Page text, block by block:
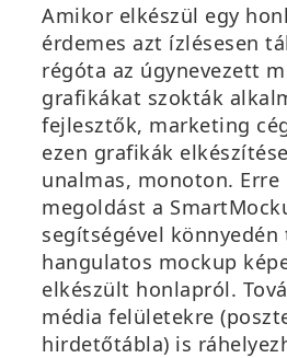
Amikor elkészül egy
érdemes azt ízlésesen
régóta az úgynevezett
grafikákat szokták
fejlesztők, marketing
ezen grafikák
unalmas, monoton.
megoldást a
segítségével könnyedén
hangulatos mockup
elkészült honlapról.
média felületekre
hirdetőtábla) is